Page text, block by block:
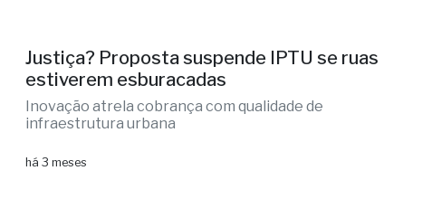
Justiça? Proposta suspende IPTU se ruas
estiverem esburacadas
Inovação atrela cobrança com qualidade de
infraestrutura urbana
há 3 meses